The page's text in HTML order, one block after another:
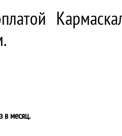
в месяц.